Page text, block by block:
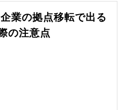
業の拠点移転で出る
の注意点